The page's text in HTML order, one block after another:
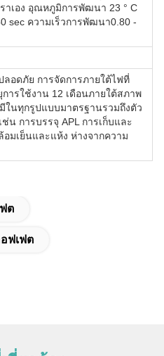
าเอง อุณหภูมิการพัฒนา 23 ° C
sec ความเร็วการพัฒนา0.80 -
ลอดภัย การจัดการภายใต้ไฟที่
ารใช้งาน 12 เดือนภายใต้สภาพ
ในทุกรูปแบบมาตรฐานรวมถึงตัว
น การบรรจุ APL การเก็บและ
มเย็นและแห้ง ห่างจากความ
ต
ฟเฟต